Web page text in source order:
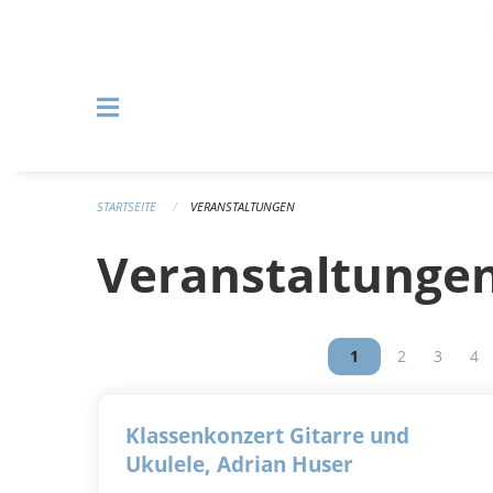
STARTSEITE VERANSTALTUNGEN
Vous êtes sur la
1 Vous êtes
2 Vous
3 4
Klassenkonzert Gitarre und
Ukulele, Adrian Huser